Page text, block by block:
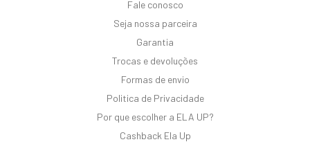
Fale conosco
Seja nossa parceira
Garantia
Trocas e devoluções
Formas de envio
Politica de Privacidade
Por que escolher a ELA UP?
Cashback Ela Up